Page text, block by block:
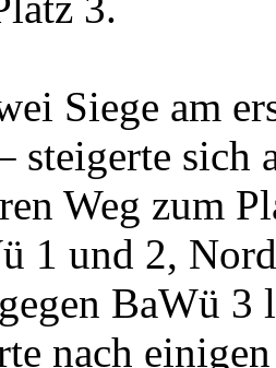
Siege am
steigerte sich
Weg zum
1 und 2,
BaWü 3
nach